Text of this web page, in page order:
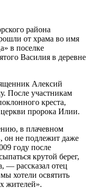
района
от храма во имя
в поселке
Василия в деревне
Алексий
После участникам
креста,
пророка Илии.
в плачевном
он не подлежит даже
году после
крутой берег,
— рассказал отец
хотели освятить
жителей».